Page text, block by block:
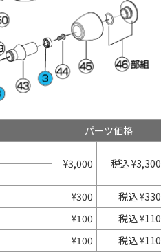
パーツ価格
¥3,000
税込 ¥3,300
¥300
税込 ¥330
¥100
税込 ¥110
¥100
税込 ¥110